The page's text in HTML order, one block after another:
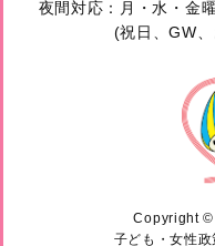
夜間対応：月・水・金
(祝日、GW
Copyright ©
子ども・女性